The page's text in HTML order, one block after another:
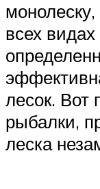
всех
лесок. Вот
рыбалки,
леска